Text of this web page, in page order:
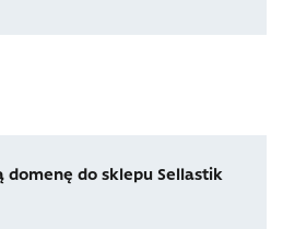
domenę do sklepu Sellastik